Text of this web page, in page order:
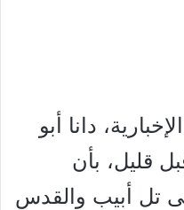
دانا أبو
قليل، بأن
تل أبيب والقدس